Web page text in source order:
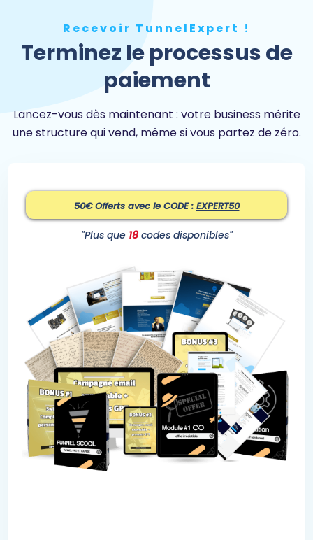
Recevoir TunnelExpert !
Terminez le processus de
paiement
Lancez-vous dès maintenant : votre business mérite
une structure qui vend, même si vous partez de zéro.
50€ Offerts avec le CODE : EXPERT50
"Plus que 18 codes disponibles"